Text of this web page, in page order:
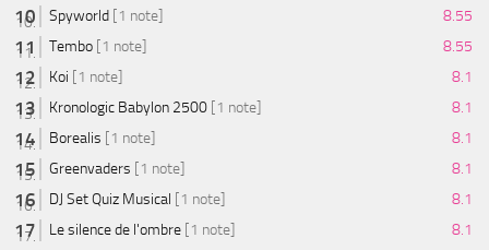
Spyworld [1 note]
8.55
Tembo [1 note]
8.55
Koi [1 note]
8.1
Kronologic Babylon 2500 [1 note]
8.1
Borealis [1 note]
8.1
Greenvaders [1 note]
8.1
DJ Set Quiz Musical [1 note]
8.1
Le silence de l'ombre [1 note]
8.1